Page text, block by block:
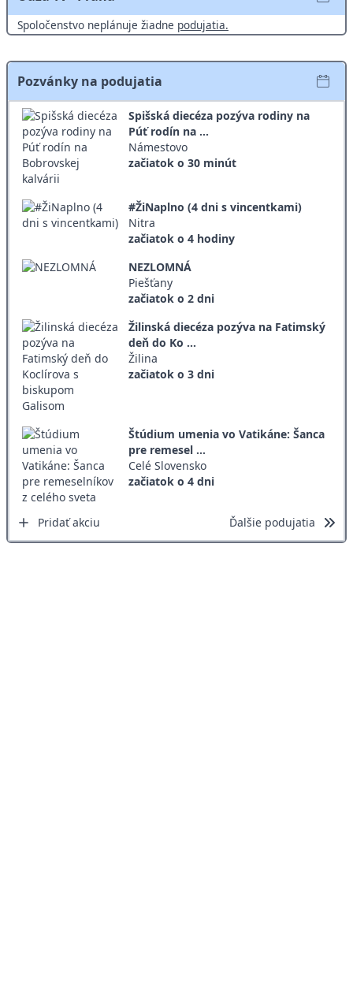
Spoločenstvo neplánuje žiadne podujatia.
Pozvánky na podujatia
Spišská diecéza pozýva rodiny na
Púť rodín na ...
Námestovo
začiatok o 30 minút
#ŽiNaplno (4 dni s vincentkami)
Nitra
začiatok o 4 hodiny
NEZLOMNÁ
Piešťany
začiatok o 2 dni
Žilinská diecéza pozýva na Fatimský
deň do Ko ...
Žilina
začiatok o 3 dni
Štúdium umenia vo Vatikáne: Šanca
pre remesel ...
Celé Slovensko
začiatok o 4 dni
Pridať akciu Ďalšie podujatia